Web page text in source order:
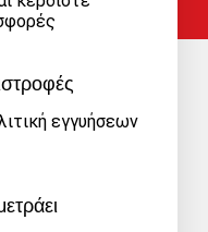
εγγυήσεων